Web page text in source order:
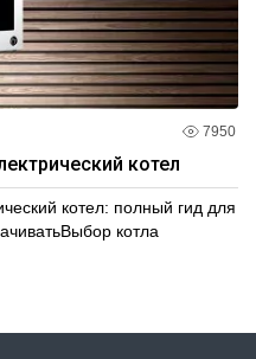
7950
котел
котел: полный гид для
котла